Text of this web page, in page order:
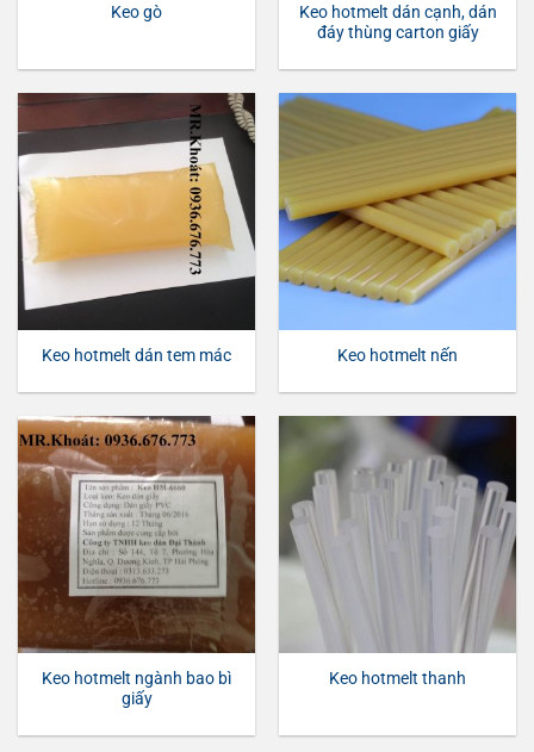
Keo gò
Keo hotmelt dán cạnh, dán
đáy thùng carton giấy
Keo hotmelt dán tem mác Keo hotmelt nến
Keo hotmelt ngành bao bì
giấy
Keo hotmelt thanh